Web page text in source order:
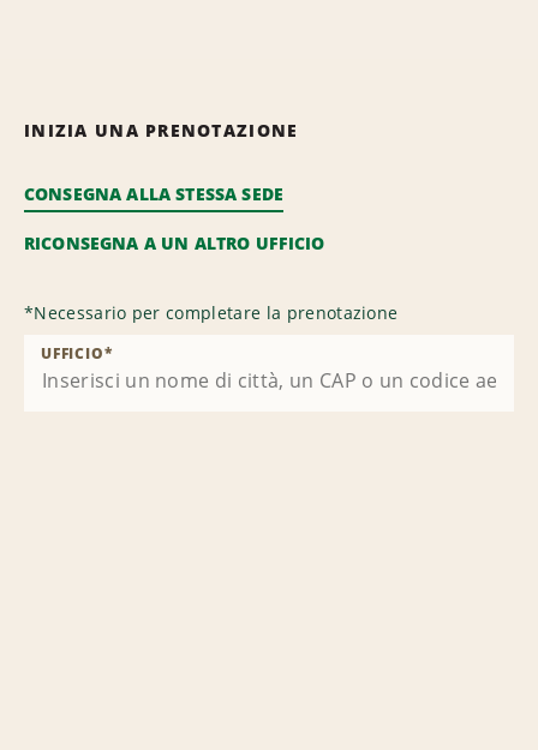
INIZIA UNA PRENOTAZIONE
CONSEGNA ALLA STESSA SEDE
RICONSEGNA A UN ALTRO UFFICIO
*Necessario per completare la prenotazione
UFFICIO*